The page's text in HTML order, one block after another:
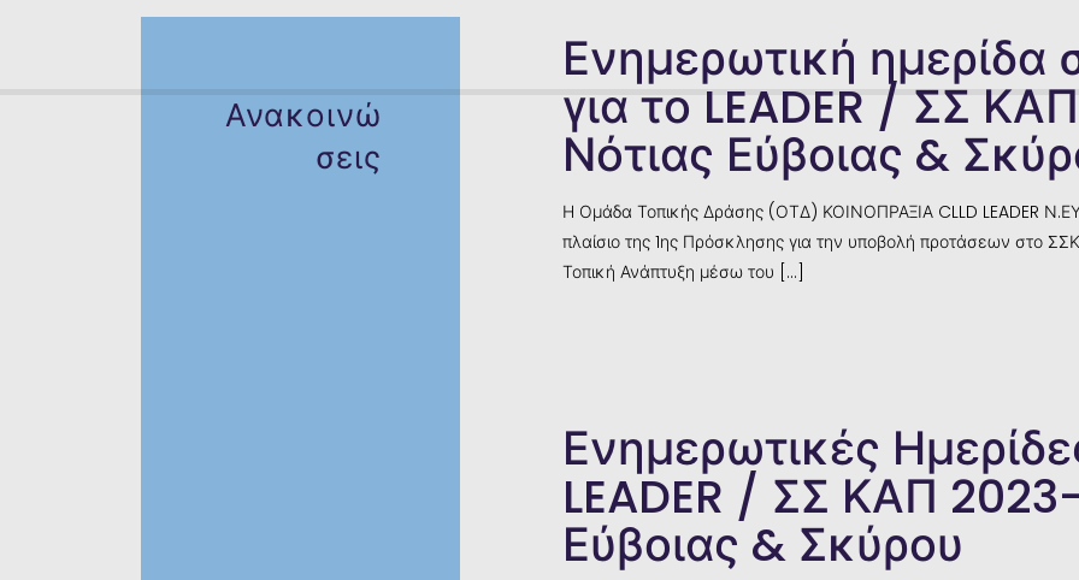
Ανακοινώ
σεις
Ενημερωτική ημερίδα
για το LEADER / ΣΣ
Νότιας Εύβοιας &
Η Ομάδα Τοπικής Δράσης (ΟΤΔ) ΚΟΙΝΟΠΡΑΞΙΑ CLLD LEADER
πλαίσιο της 1ης Πρόσκλησης για την υποβολή προτάσεων στο
Τοπική Ανάπτυξη μέσω του […]
Ενημερωτικές
LEADER / ΣΣ ΚΑΠ
Εύβοιας & Σκύρου